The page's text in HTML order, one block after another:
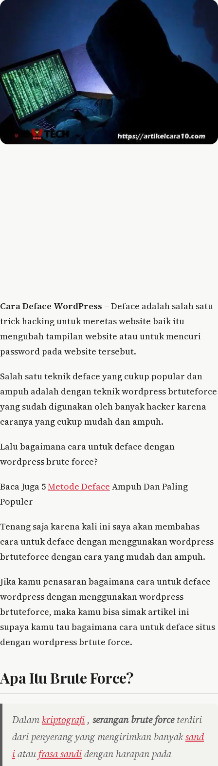
Cara Deface WordPress – Deface adalah salah satu
trick hacking untuk meretas website baik itu
mengubah tampilan website atau untuk mencuri
password pada website tersebut.
Salah satu teknik deface yang cukup popular dan
ampuh adalah dengan teknik wordpress brtuteforce
yang sudah digunakan oleh banyak hacker karena
caranya yang cukup mudah dan ampuh.
Lalu bagaimana cara untuk deface dengan
wordpress brute force?
Baca Juga 5Metode Deface Ampuh Dan Paling
Populer
Tenang saja karena kali ini saya akan membahas
cara untuk deface dengan menggunakan wordpress
brtuteforce dengan cara yang mudah dan ampuh.
Jika kamu penasaran bagaimana cara untuk deface
wordpress dengan menggunakan wordpress
brtuteforce, maka kamu bisa simak artikel ini
supaya kamu tau bagaimana cara untuk deface situs
dengan wordpress brtute force.
Apa Itu Brute Force?
Dalam kriptografi , serangan brute forceterdiri
dari penyerang yang mengirimkan banyaksand
iataufrasa sandidengan harapan pada